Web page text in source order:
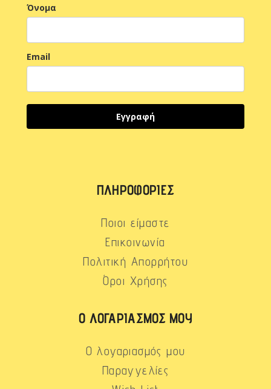
Όνομα
Email
Εγγραφή
ΠΛΗΡΟΦΟΡΊΕΣ
Ποιοι είμαστε
Επικοινωνία
Πολιτική Απορρήτου
Όροι Χρήσης
Ο ΛΟΓΑΡΙΑΣΜΌΣ ΜΟΥ
Ο λογαριασμός μου
Παραγγελίες